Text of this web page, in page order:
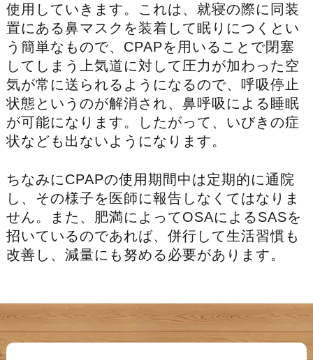
使用していきます。これは、就寝の際に同装
置にある鼻マスクを装着して眠りにつくとい
う簡単なもので、CPAPを用いることで閉塞
してしまう上気道に対して圧力が加わった空
気が常に送られるようになるので、呼吸停止
状態というのが解消され、鼻呼吸による睡眠
が可能になります。したがって、いびきの症
状なども出ないようになります。
ちなみにCPAPの使用期間中は定期的に通院
し、その様子を医師に報告しなくてはなりま
せん。また、肥満によってOSAによるSASを
招いているのであれば、併行して生活習慣も
改善し、減量にも努める必要があります。